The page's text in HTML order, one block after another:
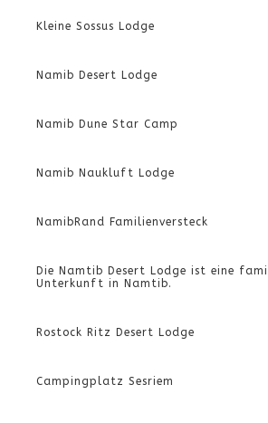
Kleine Sossus Lodge
Namib Desert Lodge
Namib Dune Star Camp
Namib Naukluft Lodge
NamibRand Familienversteck
Die Namtib Desert Lodge ist eine
Unterkunft in Namtib.
Rostock Ritz Desert Lodge
Campingplatz Sesriem